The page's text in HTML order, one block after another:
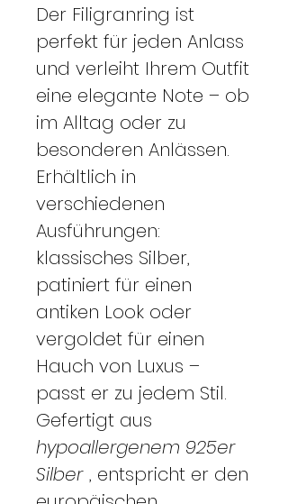
Der Filigranring ist
perfekt für jeden Anlass
und verleiht Ihrem Outfit
eine elegante Note – ob
im Alltag oder zu
besonderen Anlässen.
Erhältlich in
verschiedenen
Ausführungen:
klassisches Silber,
patiniert für einen
antiken Look oder
vergoldet für einen
Hauch von Luxus –
passt er zu jedem Stil.
Gefertigt aus
hypoallergenem 925er
Silber , entspricht er den